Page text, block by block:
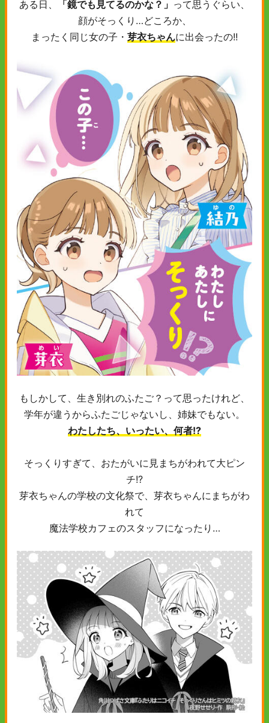
ある日、
「鏡でも見てるのかな？」 って思うぐらい、
顔がそっくり…どころか、
まったく同じ女の子・ 芽衣ちゃんに出会ったの!!
もしかして、生き別れのふたご？って思ったけれど、
学年が違うからふたごじゃないし、姉妹でもない。
わたしたち、いったい、何者!?
そっくりすぎて、おたがいに見まちがわれて大ピン
チ!?
芽衣ちゃんの学校の文化祭で、芽衣ちゃんにまちがわ
れて
魔法学校カフェのスタッフになったり…